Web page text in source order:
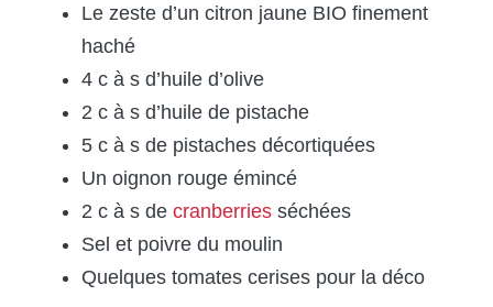
Le zeste d’un citron jaune BIO finement
haché
4 c à s d’huile d’olive
2 c à s d’huile de pistache
5 c à s de pistaches décortiquées
Un oignon rouge émincé
2 c à s de cranberries séchées
Sel et poivre du moulin
Quelques tomates cerises pour la déco